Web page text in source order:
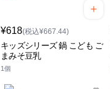
¥618(税込¥667.44)
キッズシリーズ 鍋 こども ご
まみそ豆乳
1個